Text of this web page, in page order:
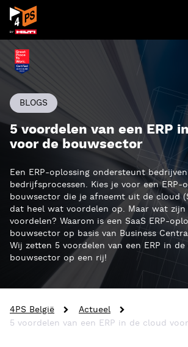
BLOGS
5 voordelen van een ERP
voor de bouwsector
Een ERP-oplossing ondersteunt
bedrijfsprocessen. Kies je voor een ERP-
bouwsector die je afneemt uit de cloud
dat heel wat voordelen op. Maar wat zijn
voordelen? Waarom is een SaaS ERP-
bouwsector op basis van Business
Wij zetten 5 voordelen van een ERP in
bouwsector op een rij!
4PS België
Actueel
5 voordelen van een ERP in de cloud